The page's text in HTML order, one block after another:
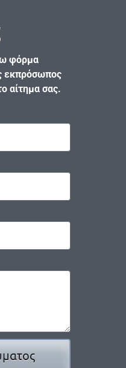
φόρμα
εκπρόσωπος
αίτημα σας.